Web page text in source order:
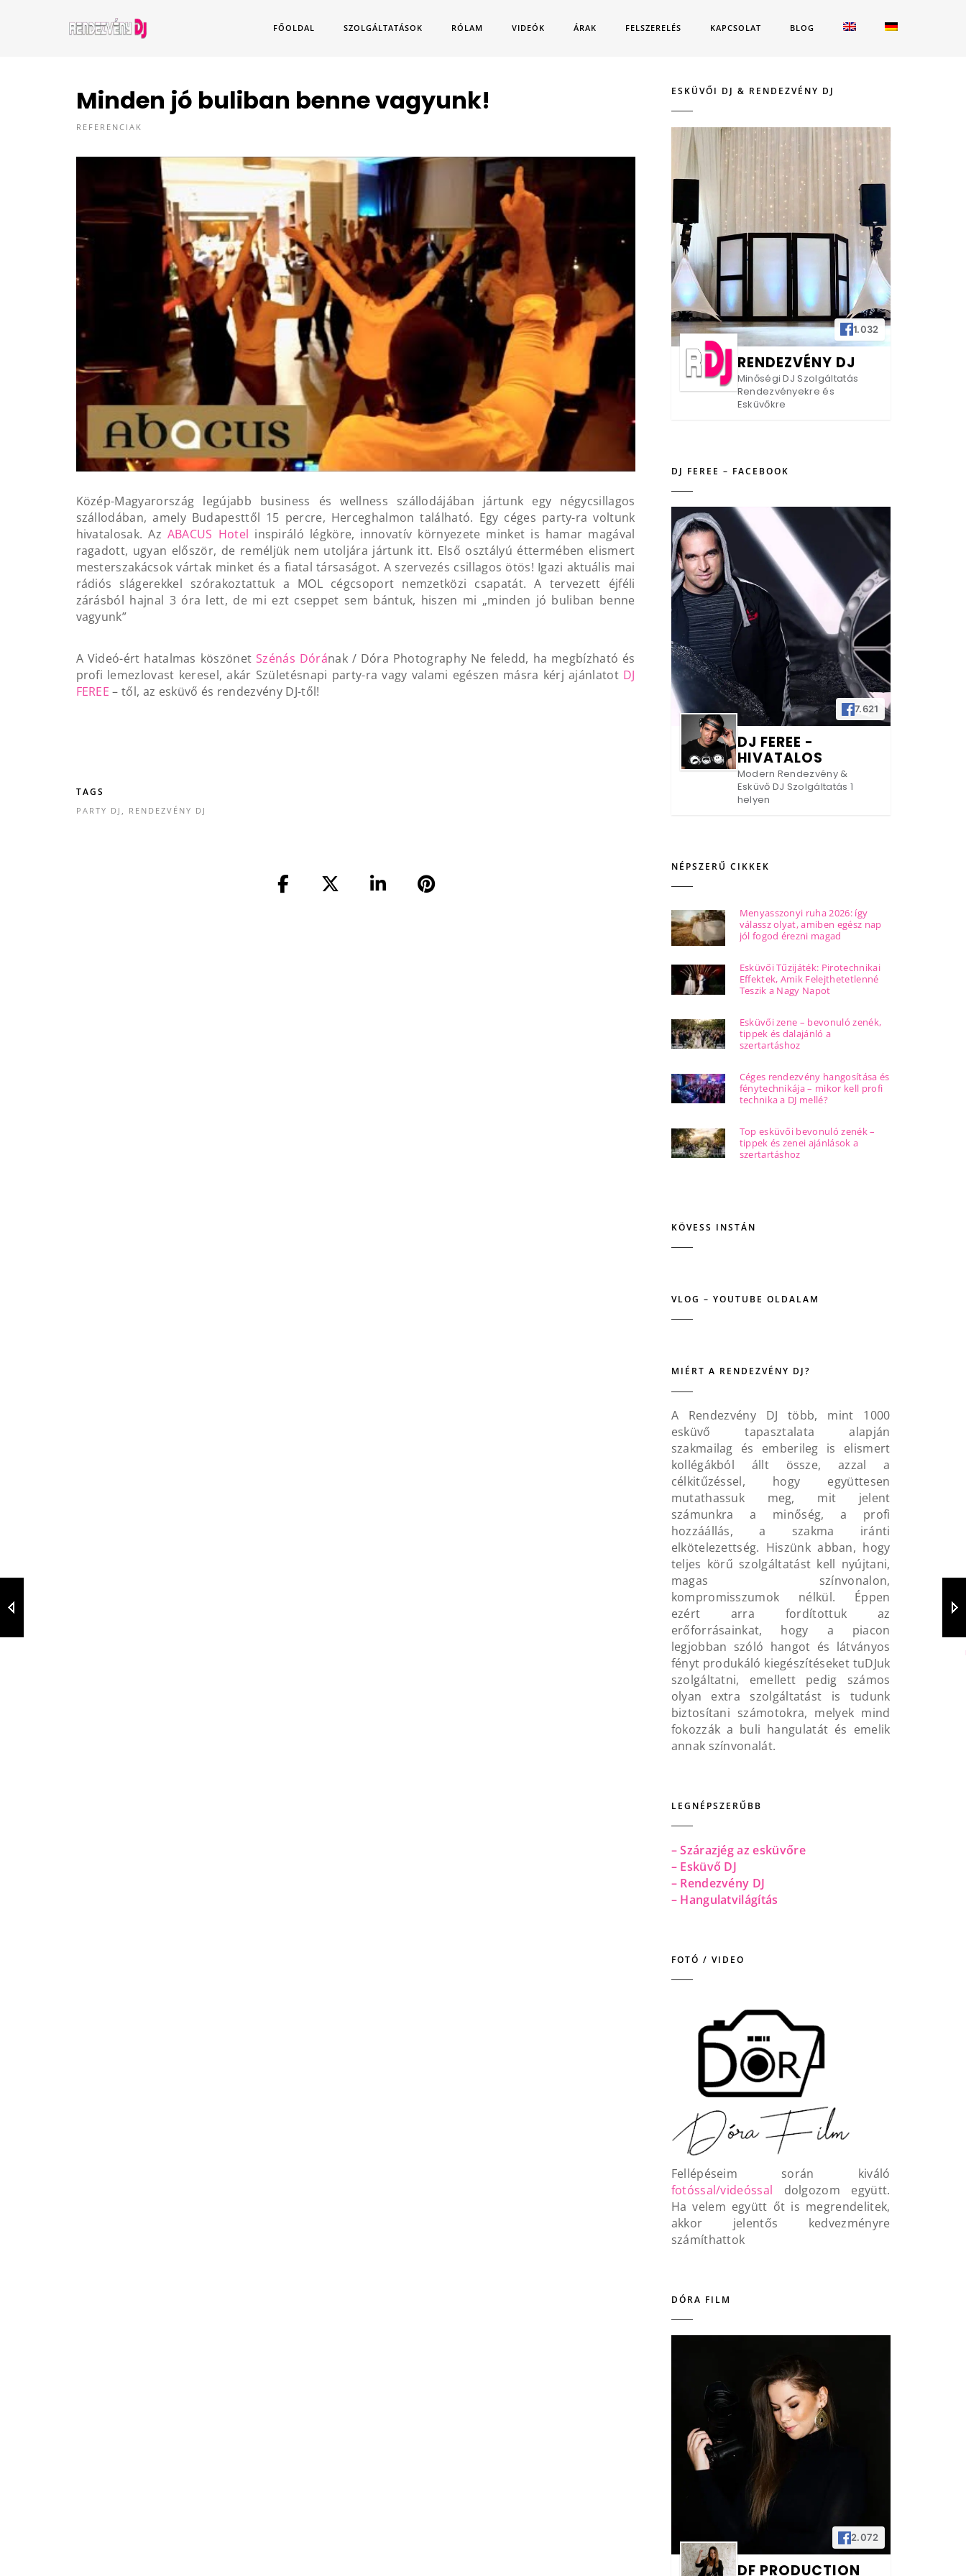
FŐOLDAL SZOLGÁLTATÁSOK RÓLAM VIDEÓK ÁRAK FELSZERELÉS KAPCSOLAT BLOG
Minden jó buliban benne vagyunk!
REFERENCIAK
Közép-Magyarország legújabb business és wellness szállodájában jártunk egy négycsillagos
szállodában, amely Budapesttől 15 percre, Herceghalmon található. Egy céges party-ra voltunk
hivatalosak. Az ABACUS Hotel inspiráló légköre, innovatív környezete minket is hamar magával
ragadott, ugyan először, de reméljük nem utoljára jártunk itt. Első osztályú éttermében elismert
mesterszakácsok vártak minket és a fiatal társaságot. A szervezés csillagos ötös! Igazi aktuális mai
rádiós slágerekkel szórakoztattuk a MOL cégcsoport nemzetközi csapatát. A tervezett éjféli
zárásból hajnal 3 óra lett, de mi ezt cseppet sem bántuk, hiszen mi „minden jó buliban benne
vagyunk”
A Videó-ért hatalmas köszönet Szénás Dórának / Dóra Photography Ne feledd, ha megbízható és
profi lemezlovast keresel, akár Születésnapi party-ra vagy valami egészen másra kérj ajánlatot DJ
FEREE – től, az esküvő és rendezvény DJ-től!
TAGS
PARTY DJ RENDEZVÉNY DJ
ESKÜVŐI DJ & RENDEZVÉNY DJ
1.032
RENDEZVÉNY DJ
Minőségi DJ Szolgáltatás
Rendezvényekre és
Esküvőkre
DJ FEREE – FACEBOOK
7.621
DJ FEREE -
HIVATALOS
Modern Rendezvény &
Esküvő DJ Szolgáltatás 1
helyen
NÉPSZERŰ CIKKEK
Menyasszonyi ruha 2026: így
válassz olyat, amiben egész nap
jól fogod érezni magad
Esküvői Tűzijáték: Pirotechnikai
Effektek, Amik Felejthetetlenné
Teszik a Nagy Napot
Esküvői zene – bevonuló zenék,
tippek és dalajánló a
szertartáshoz
Céges rendezvény hangosítása és
fénytechnikája – mikor kell profi
technika a DJ mellé?
Top esküvői bevonuló zenék –
tippek és zenei ajánlások a
szertartáshoz
KÖVESS INSTÁN
VLOG – YOUTUBE OLDALAM
MIÉRT A RENDEZVÉNY DJ?
A Rendezvény DJ több, mint 1000
esküvő tapasztalata alapján
szakmailag és emberileg is elismert
kollégákból állt össze, azzal a
célkitűzéssel, hogy együttesen
mutathassuk meg, mit jelent
számunkra a minőség, a profi
hozzáállás, a szakma iránti
elkötelezettség. Hiszünk abban, hogy
teljes körű szolgáltatást kell nyújtani,
magas színvonalon,
kompromisszumok nélkül. Éppen
ezért arra fordítottuk az
erőforrásainkat, hogy a piacon
legjobban szóló hangot és látványos
fényt produkáló kiegészítéseket tuDJuk
szolgáltatni, emellett pedig számos
olyan extra szolgáltatást is tudunk
biztosítani számotokra, melyek mind
fokozzák a buli hangulatát és emelik
annak színvonalát.
LEGNÉPSZERŰBB
– Szárazjég az esküvőre
– Esküvő DJ
– Rendezvény DJ
– Hangulatvilágítás
FOTÓ / VIDEO
Fellépéseim során kiváló
fotóssal/videóssal dolgozom együtt.
Ha velem együtt őt is megrendelitek,
akkor jelentős kedvezményre
számíthattok
DÓRA FILM
2.072
DF PRODUCTION